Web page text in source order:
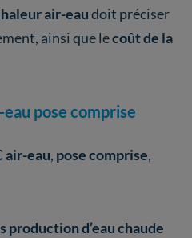
air-eaudoit préciser
ainsi que lecoût de la
eau pose comprise
air-eau, pose comprise,
production d’eau chaude